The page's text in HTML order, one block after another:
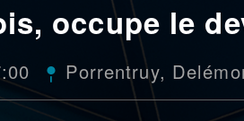
occupe le
Porrentruy,